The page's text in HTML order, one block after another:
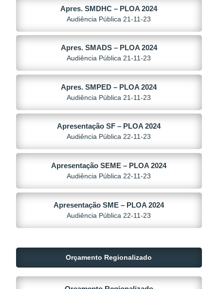
Apres. SMDHC – PLOA 2024
Audiência Pública 21-11-23
Apres. SMADS – PLOA 2024
Audiência Pública 21-11-23
Apres. SMPED – PLOA 2024
Audiência Pública 21-11-23
Apresentação SF – PLOA 2024
Audiência Pública 22-11-23
Apresentação SEME – PLOA 2024
Audiência Pública 22-11-23
Apresentação SME – PLOA 2024
Audiência Pública 22-11-23
Orçamento Regionalizado